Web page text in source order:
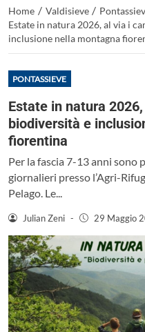
Home / Valdisieve /
Estate in natura 2026, al via i
inclusione nella montagna
PONTASSIEVE
Estate in natura
biodiversità e
fiorentina
Per la fascia 7-13 anni
giornalieri presso l’Agri-
Pelago. Le...
Julian Zeni - 29 Maggio